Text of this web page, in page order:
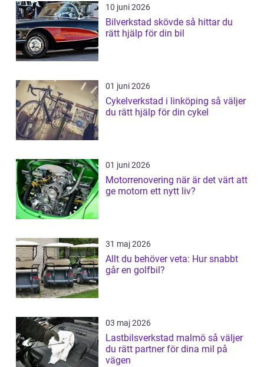
10 juni 2026
Bilverkstad skövde så hittar du
rätt hjälp för din bil
01 juni 2026
Cykelverkstad i linköping så väljer
du rätt hjälp för din cykel
01 juni 2026
Motorrenovering när är det värt att
ge motorn ett nytt liv?
31 maj 2026
Allt du behöver veta: Hur snabbt
går en golfbil?
03 maj 2026
Lastbilsverkstad malmö så väljer
du rätt partner för dina mil på
vägen